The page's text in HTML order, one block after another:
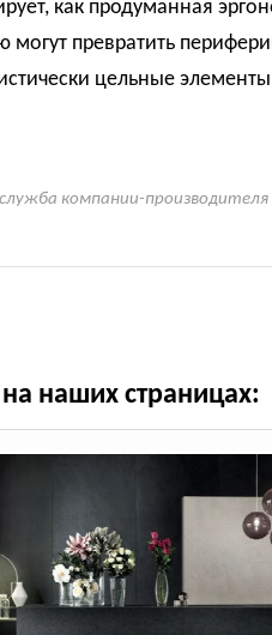
как продуманная
могут превратить
цельные
компании-производителя
наших страницах: